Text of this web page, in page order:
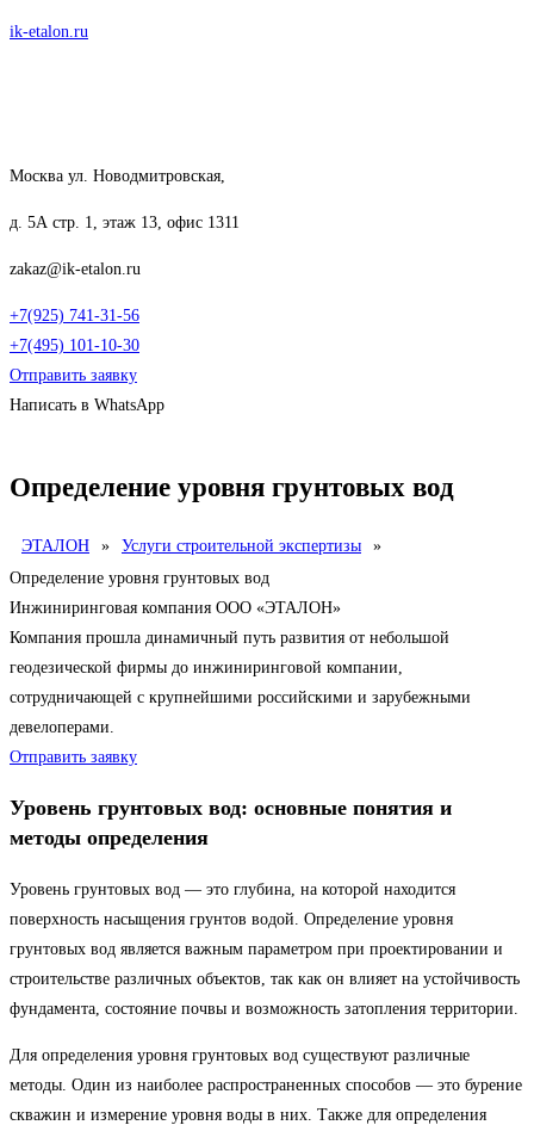
Перейти
ik-etalon.ru
Москва ул. Новодмитровская,
д. 5А стр. 1, этаж 13, офис 1311
zakaz@ik-etalon.ru
+7(925) 741-31-56
+7(495) 101-10-30
Отправить заявку
Написать в WhatsApp
Определение уровня грунтовых вод
ЭТАЛОН » Услуги строительной экспертизы
»
Определение уровня грунтовых вод
Инжиниринговая компания ООО «ЭТАЛОН»
Компания прошла динамичный путь развития от небольшой
геодезической фирмы до инжиниринговой компании,
сотрудничающей с крупнейшими российскими и зарубежными
девелоперами.
Отправить заявку
Уровень грунтовых вод: основные понятия и
методы определения
Уровень грунтовых вод — это глубина, на которой находится
поверхность насыщения грунтов водой. Определение уровня
грунтовых вод является важным параметром при проектировании и
строительстве различных объектов, так как он влияет на устойчивость
фундамента, состояние почвы и возможность затопления территории.
Для определения уровня грунтовых вод существуют различные
методы. Один из наиболее распространенных способов — это бурение
скважин и измерение уровня воды в них. Также для определения